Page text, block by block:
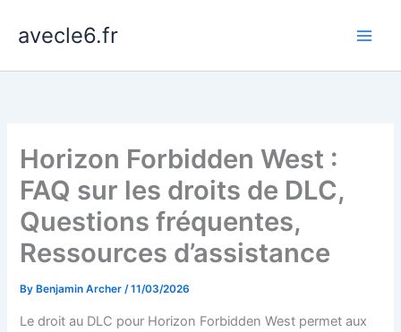
avecle6.fr
Horizon Forbidden West :
FAQ sur les droits de DLC,
Questions fréquentes,
Ressources d’assistance
By Benjamin Archer/11/03/2026
Le droit au DLC pour Horizon Forbidden West permet aux